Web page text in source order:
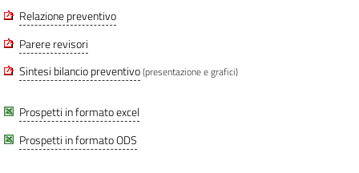
Relazione preventivo
Parere revisori
Sintesi bilancio preventivo(presentazione e grafici)
Prospetti in formato excel
Prospetti in formato ODS